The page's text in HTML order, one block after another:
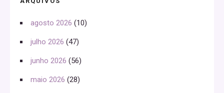
agosto 2026 (10)
julho 2026 (47)
junho 2026 (56)
maio 2026 (28)